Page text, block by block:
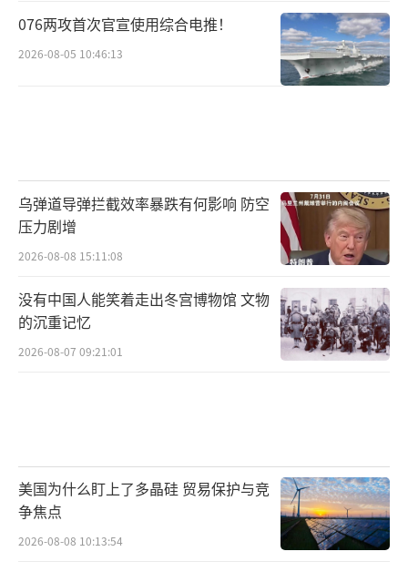
076两攻首次官宣使用综合电推！
2026-08-05 10:46:13
乌弹道导弹拦截效率暴跌有何影响 防空
压力剧增
2026-08-08 15:11:08
没有中国人能笑着走出冬宫博物馆 文物
的沉重记忆
2026-08-07 09:21:01
美国为什么盯上了多晶硅 贸易保护与竞
争焦点
2026-08-08 10:13:54